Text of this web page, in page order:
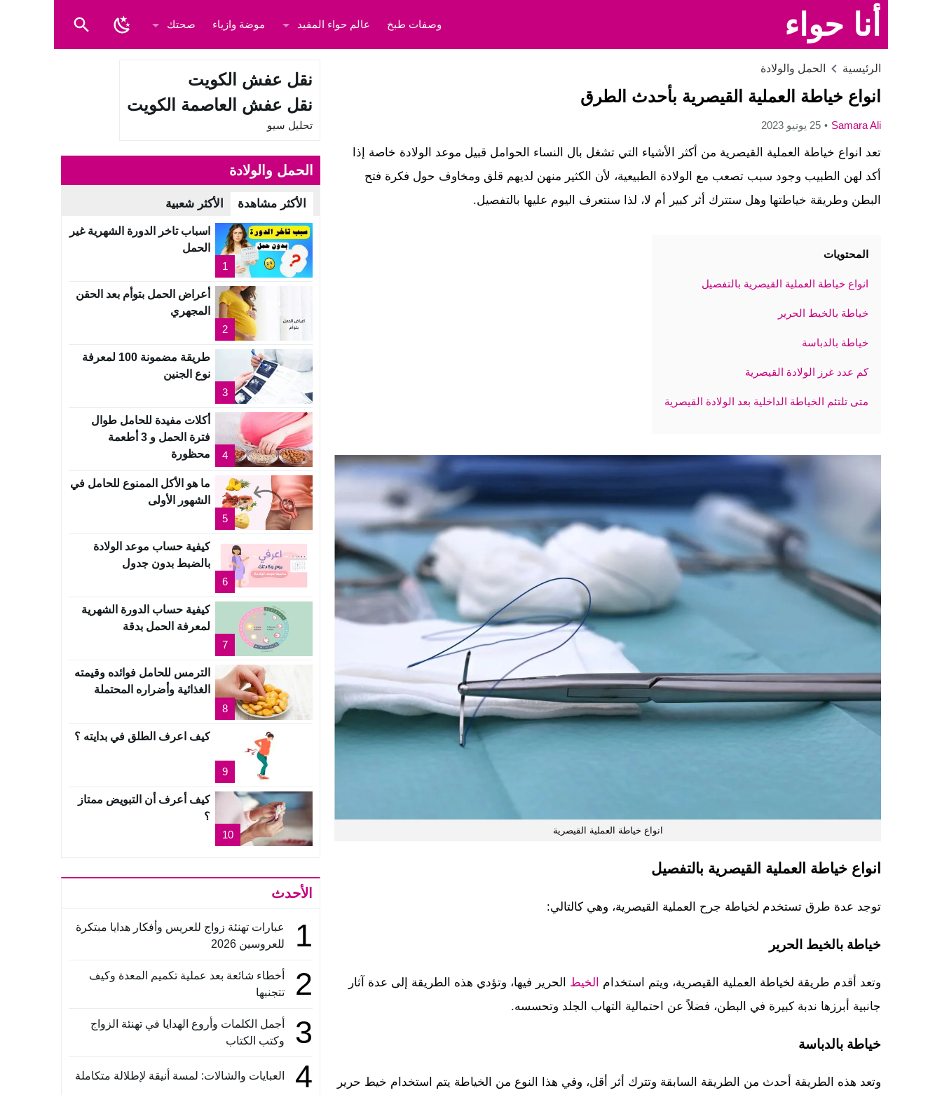
أنا حواء وصفات طبخ عالم حواء المفيد موضة وازياء صحتك
الرئيسية الحمل والولادة
انواع خياطة العملية القيصرية بأحدث الطرق
Samara Ali 25 يونيو 2023
تعد انواع خياطة العملية القيصرية من أكثر الأشياء التي تشغل بال النساء الحوامل قبيل موعد الولادة خاصة إذا
أكد لهن الطبيب وجود سبب تصعب مع الولادة الطبيعية، لأن الكثير منهن لديهم قلق ومخاوف حول فكرة فتح
البطن وطريقة خياطتها وهل ستترك أثر كبير أم لا، لذا سنتعرف اليوم عليها بالتفصيل.
المحتويات
انواع خياطة العملية القيصرية بالتفصيل
خياطة بالخيط الحرير
خياطة بالدباسة
كم عدد غرز الولادة القيصرية
متى تلتئم الخياطة الداخلية بعد الولادة القيصرية
انواع خياطة العملية القيصرية
انواع خياطة العملية القيصرية بالتفصيل
توجد عدة طرق تستخدم لخياطة جرح العملية القيصرية، وهي كالتالي:
خياطة بالخيط الحرير
وتعد أقدم طريقة لخياطة العملية القيصرية، ويتم استخدام الخيط الحرير فيها، وتؤدي هذه الطريقة إلى عدة آثار
جانبية أبرزها ندبة كبيرة في البطن، فضلاً عن احتمالية التهاب الجلد وتحسسه.
خياطة بالدباسة
وتعد هذه الطريقة أحدث من الطريقة السابقة وتترك أثر أقل، وفي هذا النوع من الخياطة يتم استخدام خيط حرير
نقل عفش الكويت
نقل عفش العاصمة الكويت
تحليل سيو
الحمل والولادة
الأكثر مشاهدة الأكثر شعبية
1
اسباب تاخر الدورة الشهرية غير
الحمل
2
أعراض الحمل بتوأم بعد الحقن
المجهري
3
طريقة مضمونة 100 لمعرفة
نوع الجنين
4
أكلات مفيدة للحامل طوال
فترة الحمل و 3 أطعمة
محظورة
5
ما هو الأكل الممنوع للحامل في
الشهور الأولى
6
كيفية حساب موعد الولادة
بالضبط بدون جدول
7
كيفية حساب الدورة الشهرية
لمعرفة الحمل بدقة
8
الترمس للحامل فوائده وقيمته
الغذائية وأضراره المحتملة
9
كيف اعرف الطلق في بدايته ؟
10
كيف أعرف أن التبويض ممتاز
؟
الأحدث
1
عبارات تهنئة زواج للعريس وأفكار هدايا مبتكرة
للعروسين 2026
2
أخطاء شائعة بعد عملية تكميم المعدة وكيف
تتجنبها
3
أجمل الكلمات وأروع الهدايا في تهنئة الزواج
وكتب الكتاب
4 العبايات والشالات: لمسة أنيقة لإطلالة متكاملة